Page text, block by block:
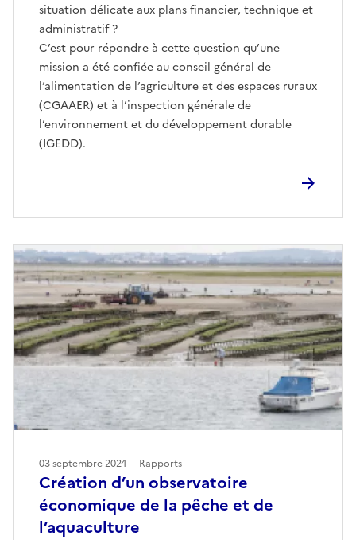
situation délicate aux plans financier, technique et
administratif ?
C’est pour répondre à cette question qu’une
mission a été confiée au conseil général de
l’alimentation de l’agriculture et des espaces ruraux
(CGAAER) et à l’inspection générale de
l’environnement et du développement durable
(IGEDD).
Création d’un observatoire
économique de la pêche et de
l’aquaculture
03 septembre 2024 Rapports